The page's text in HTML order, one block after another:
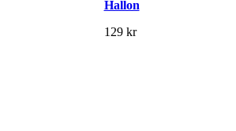
Hallon
129 kr